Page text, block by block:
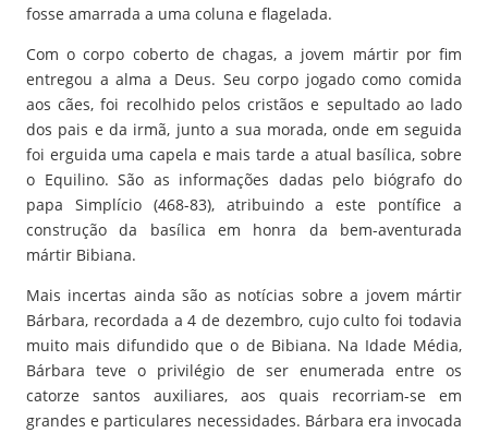
fosse amarrada a uma coluna e flagelada.
Com o corpo coberto de chagas, a jovem mártir por fim
entregou a alma a Deus. Seu corpo jogado como comida
aos cães, foi recolhido pelos cristãos e sepultado ao lado
dos pais e da irmã, junto a sua morada, onde em seguida
foi erguida uma capela e mais tarde a atual basílica, sobre
o Equilino. São as informações dadas pelo biógrafo do
papa Simplício (468-83), atribuindo a este pontífice a
construção da basílica em honra da bem-aventurada
mártir Bibiana.
Mais incertas ainda são as notícias sobre a jovem mártir
Bárbara, recordada a 4 de dezembro, cujo culto foi todavia
muito mais difundido que o de Bibiana. Na Idade Média,
Bárbara teve o privilégio de ser enumerada entre os
catorze santos auxiliares, aos quais recorriam-se em
grandes e particulares necessidades. Bárbara era invocada